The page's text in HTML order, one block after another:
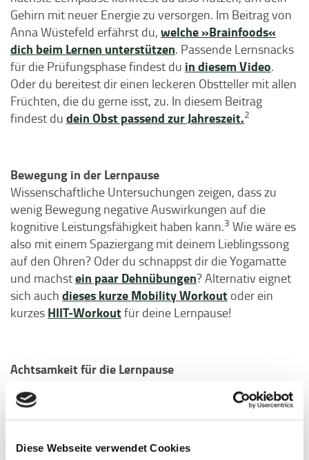
Diese Webseite verwendet Cookies
Gehirn mit neuer Energie zu versorgen. Im Beitrag von
Anna Wüstefeld erfährst du, welche »Brainfoods«
dich beim Lernen unterstützen. Passende Lernsnacks
für die Prüfungsphase findest du in diesem Video.
Oder du bereitest dir einen leckeren Obstteller mit allen
Früchten, die du gerne isst, zu. In diesem Beitrag
findest du dein Obst passend zur Jahreszeit.2
Bewegung in der Lernpause
Wissenschaftliche Untersuchungen zeigen, dass zu
wenig Bewegung negative Auswirkungen auf die
kognitive Leistungsfähigkeit haben kann.3 Wie wäre es
also mit einem Spaziergang mit deinem Lieblingssong
auf den Ohren? Oder du schnappst dir die Yogamatte
und machstein paar Dehnübungen? Alternativ eignet
sich auch dieses kurze Mobility Workout oder ein
kurzes HIIT-Workout für deine Lernpause!
Achtsamkeit für die Lernpause
der Klausurenphase fühlst, kann Achtsamkeit eine tolle
Bereicherung für deine Lernpause sein und dich dabei
zu kommen.4Kurze Achtsamkeit- und